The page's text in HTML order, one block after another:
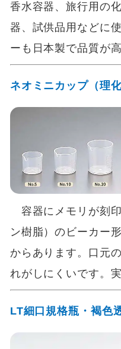
香水容器、旅行用の
器、試供品用などに
ーも日本製で品質が
ネオミニカップ（理化
容器にメモリが刻
ン樹脂）のビーカー
からあります。口元
れがしにくいです。
LT細口規格瓶・褐色